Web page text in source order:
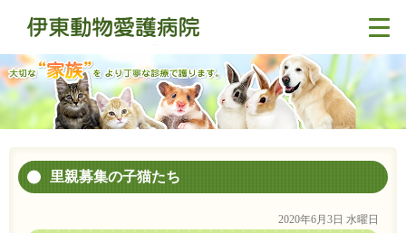
里親募集の子猫たち
2020年6月3日 水曜日